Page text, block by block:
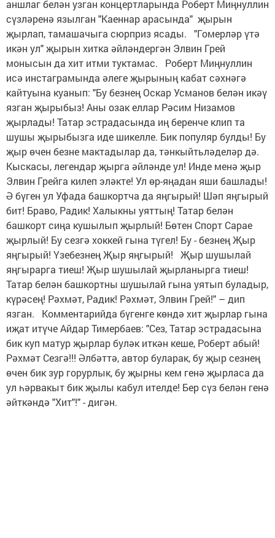
аншлаг белән узган концертларында Роберт Миңнуллин
сүзләренә язылган "Каеннар арасында" җырын
җырлап, тамашачыга сюрприз ясады. "Гомерләр үтә
икән ул" җырын хитка әйләндергән Элвин Грей
монысын да хит итми туктамас. Роберт Миңнуллин
исә инстаграмында әлеге җырының кабат сәхнәгә
кайтуына куанып: "Бу безнең Оскар Усманов белән икәү
язган җырыбыз! Аны озак еллар Рәсим Низамов
җырлады! Татар эстрадасында иң беренче клип та
шушы җырыбызга иде шикелле. Бик популяр булды! Бу
җыр өчен безне мактадылар да, тәнкыйтьләделәр дә.
Кыскасы, легендар җырга әйләнде ул! Инде менә җыр
Элвин Грейга килеп эләкте! Ул өр-яңадан яши башлады!
Ә бүген ул Уфада башкортча да яңгырый! Шәп яңгырый
бит! Браво, Радик! Халыкны уяттың! Татар белән
башкорт сиңа кушылып җырлый! Бөтен Спорт Сарае
җырлый! Бу сезгә хоккей гына түгел! Бу - безнең Җыр
яңгырый! Үзебезнең Җыр яңгырый! Җыр шушылай
яңгырарга тиеш! Җыр шушылай җырланырга тиеш!
Татар белән башкортны шушылай гына уятып буладыр,
күрәсең! Рәхмәт, Радик! Рәхмәт, Элвин Грей!" – дип
язган. Комментарийда бүгенге көндә хит җырлар гына
иҗат итүче Айдар Тимербаев: "Сез, Татар эстрадасына
бик куп матур җырлар буләк иткән кеше, Роберт абый!
Рәхмәт Сезгә!!! Әлбәттә, автор буларак, бу җыр сезнең
өчен бик зур горурлык, бу җырны кем генә җырласа да
ул һәрвакыт бик җылы кабул ителде! Бер сүз белән генә
әйткәндә "Хит"!" - дигән.